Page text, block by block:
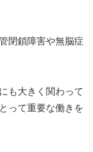
閉鎖障害や無脳症
も大きく関わって
って重要な働きを